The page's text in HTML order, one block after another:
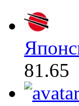
81.65